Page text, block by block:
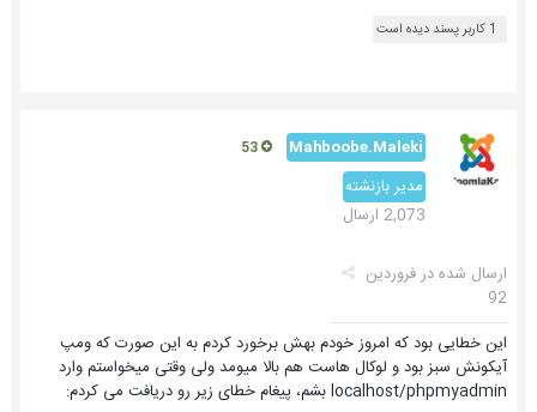
1 کاربر پسند دیده است
Mahboobe.Maleki
مدیر بازنشته
2,073 ارسال
ارسال شده درفروردین
92
این خطایی بود که امروز خودم بهش برخورد کردم به این صورت که ومپ
آیکونش سبز بود و لوکال هاست هم بالا میومد ولی وقتی میخواستم وارد
localhost/phpmyadmin بشم، پیغام خطای زیر رو دریافت می کردم: